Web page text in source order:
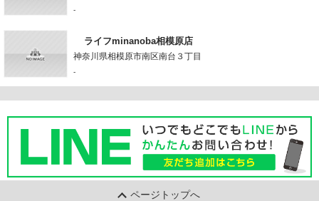
-
ライフminanoba相模原店
神奈川県相模原市南区南台３丁目
-
ページトップへ